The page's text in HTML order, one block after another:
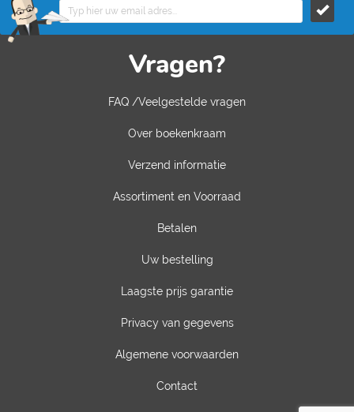
Vragen?
FAQ /Veelgestelde vragen
Over boekenkraam
Verzend informatie
Assortiment en Voorraad
Betalen
Uw bestelling
Laagste prijs garantie
Privacy van gegevens
Algemene voorwaarden
Contact